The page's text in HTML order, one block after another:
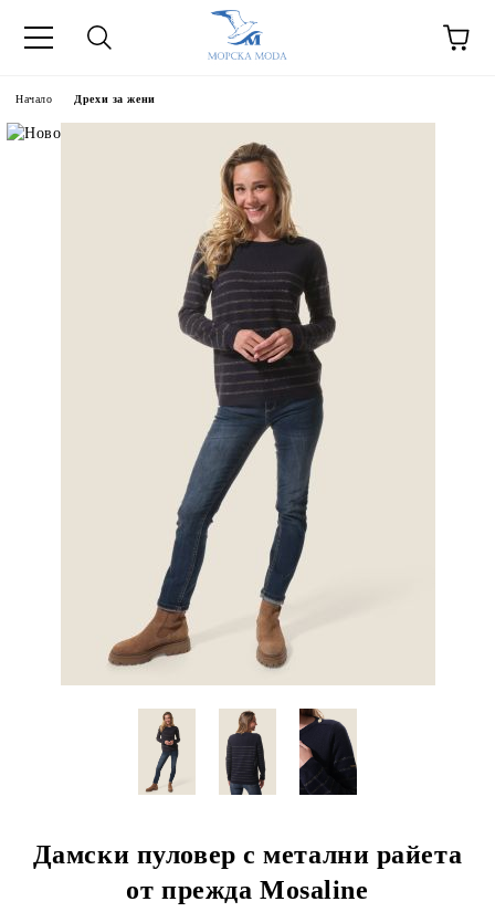
Начало Дрехи за жени
Дамски пуловер с метални райета
от прежда Mosaline